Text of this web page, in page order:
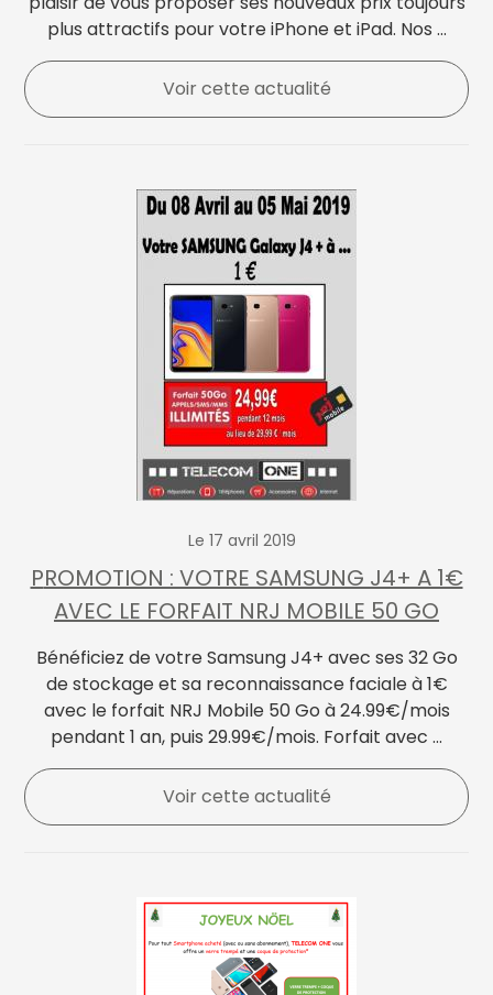
plus attractifs pour votre iPhone et iPad. Nos ...
Voir cette actualité
Le 17 avril 2019
PROMOTION : VOTRE SAMSUNG J4+ A 1€
AVEC LE FORFAIT NRJ MOBILE 50 GO
Bénéficiez de votre Samsung J4+ avec ses 32 Go
de stockage et sa reconnaissance faciale à 1€
avec le forfait NRJ Mobile 50 Go à 24.99€/mois
pendant 1 an, puis 29.99€/mois. Forfait avec ...
Voir cette actualité